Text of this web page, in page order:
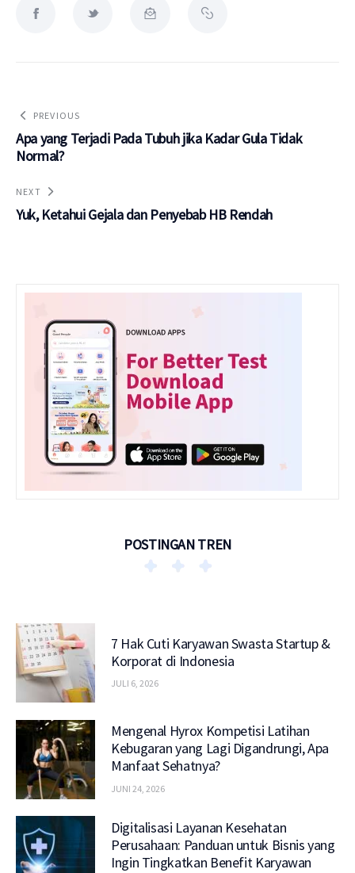
PREVIOUS
Apa yang Terjadi Pada Tubuh jika Kadar Gula Tidak
Normal?
NEXT
Yuk, Ketahui Gejala dan Penyebab HB Rendah
POSTINGAN TREN
7 Hak Cuti Karyawan Swasta Startup &
Korporat di Indonesia
JULI 6, 2026
Mengenal Hyrox Kompetisi Latihan
Kebugaran yang Lagi Digandrungi, Apa
Manfaat Sehatnya?
JUNI 24, 2026
Digitalisasi Layanan Kesehatan
Perusahaan: Panduan untuk Bisnis yang
Ingin Tingkatkan Benefit Karyawan